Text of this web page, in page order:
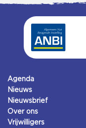
Agenda
Nieuws
Nieuwsbrief
Over ons
Vrijwilligers